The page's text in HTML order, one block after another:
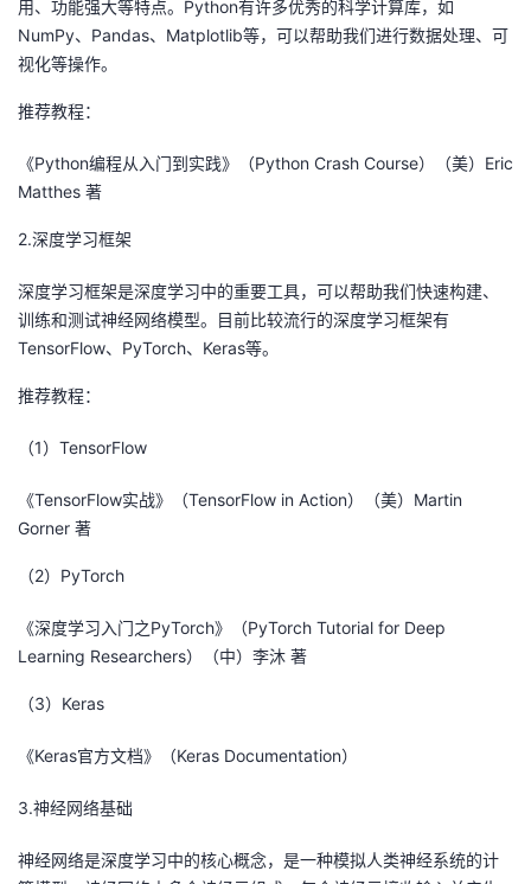
用、功能强大等特点。Python有许多优秀的科学计算库，如
NumPy、Pandas、Matplotlib等，可以帮助我们进行数据处理、可
视化等操作。
推荐教程：
《Python编程从入门到实践》（Python Crash Course）（美）Eric
Matthes 著
2.深度学习框架
深度学习框架是深度学习中的重要工具，可以帮助我们快速构建、
训练和测试神经网络模型。目前比较流行的深度学习框架有
TensorFlow、PyTorch、Keras等。
推荐教程：
（1）TensorFlow
《TensorFlow实战》（TensorFlow in Action）（美）Martin
Gorner 著
（2）PyTorch
《深度学习入门之PyTorch》（PyTorch Tutorial for Deep
Learning Researchers）（中）李沐 著
（3）Keras
《Keras官方文档》（Keras Documentation）
3.神经网络基础
神经网络是深度学习中的核心概念，是一种模拟人类神经系统的计